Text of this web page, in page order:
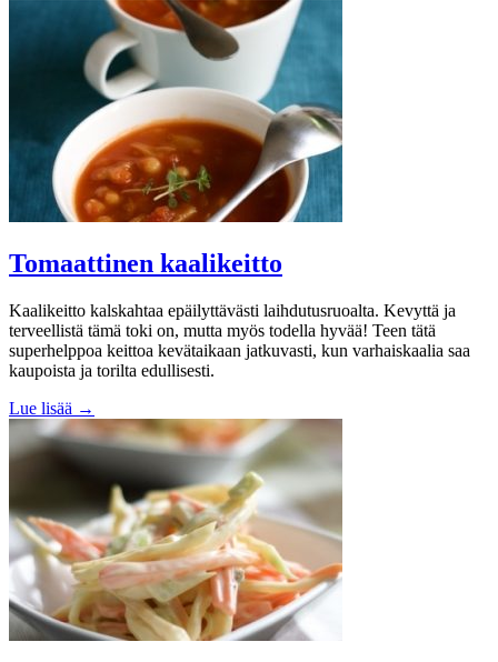
Tomaattinen kaalikeitto
Kaalikeitto kalskahtaa epäilyttävästi laihdutusruoalta. Kevyttä ja
terveellistä tämä toki on, mutta myös todella hyvää! Teen tätä
superhelppoa keittoa kevätaikaan jatkuvasti, kun varhaiskaalia saa
kaupoista ja torilta edullisesti.
Lue lisää →